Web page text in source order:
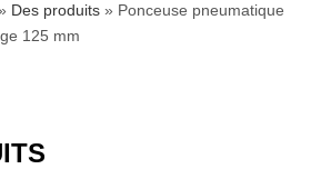
Des produits » Ponceuse pneumatique
125 mm